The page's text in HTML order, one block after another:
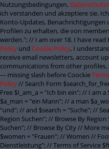
Nutzungsbedingungen,
ich verstanden und akzeptiere sie.
Konto-Updates,
Profilen zu erhalten, die von
werden."; // I am over 18. I have read
Policy und Cookie Policy, I
receive email newsletters, account
communications from other profiles,
--- missing slash before Coockie
Policy// Search Form
Free $I_am_a = "Ich bin ein"; // I am
$a_man = "ein Mann"; // a man
"und"; // and $search = "Suche"; //
Region Suchen"; // Browse By
Suchen"; // Browse By City // More
$women = "Frauen"; // Women //
Dienstleistung"; // Terms of Service